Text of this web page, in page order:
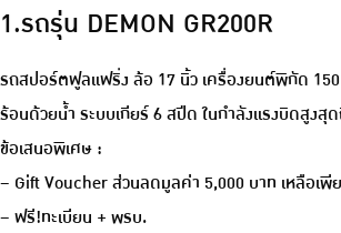
1.รถรุ่น DEMON GR200R
รถสปอร์ตฟูลแฟริ่ง ล้อ 17 นิ้ว เครื่องยนต์พิกัด 150
ร้อนด้วยน้ำ ระบบเกียร์ 6 สปีด ในกำลังแรงบิดสูง
ข้อเสนอพิเศษ :
– Gift Voucher ส่วนลดมูลค่า 5,000 บาท เหลือเพี
– ฟรี!ทะเบียน + พรบ.